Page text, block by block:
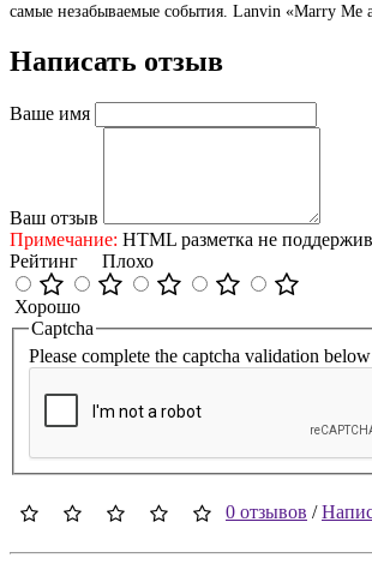
самые незабываемые события. Lanvin «Marry Me
Написать отзыв
Ваше имя
Ваш отзыв
Примечание: HTML разметка не
Рейтинг Плохо
Хорошо
Captcha
Please complete the captcha validation below
0 отзывов /